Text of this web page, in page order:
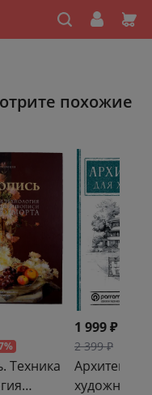
похожие
Техника
1 999 ₽
2 399 ₽
художников